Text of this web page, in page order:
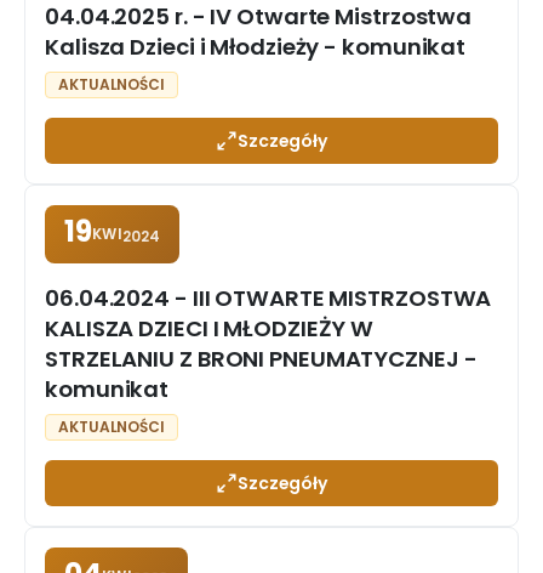
04.04.2025 r. - IV Otwarte Mistrzostwa
Kalisza Dzieci i Młodzieży - komunikat
AKTUALNOŚCI
Szczegóły
19KWI2024
06.04.2024 - III OTWARTE MISTRZOSTWA
KALISZA DZIECI I MŁODZIEŻY W
STRZELANIU Z BRONI PNEUMATYCZNEJ -
komunikat
AKTUALNOŚCI
Szczegóły